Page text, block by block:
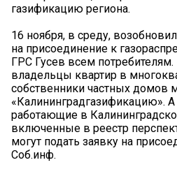
газификацию региона.
16 ноября, в среду,
на присоединение к
ГРС Гусев всем потребителям.
владельцы квартир в
собственники частных домов
«Калининградгазификацию».
работающие в
включенные в реестр
могут подать заявку на
Соб.инф.